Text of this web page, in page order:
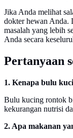
Jika Anda melihat
dokter hewan Anda.
masalah yang lebih
Anda secara
Pertanyaan
1. Kenapa bulu
Bulu kucing rontok
kekurangan nutrisi
2. Apa makanan